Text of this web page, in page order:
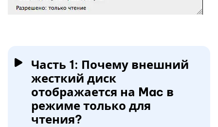
Часть 1: Почему внешний
жесткий диск
отображается на Mac в
режиме только для
чтения?